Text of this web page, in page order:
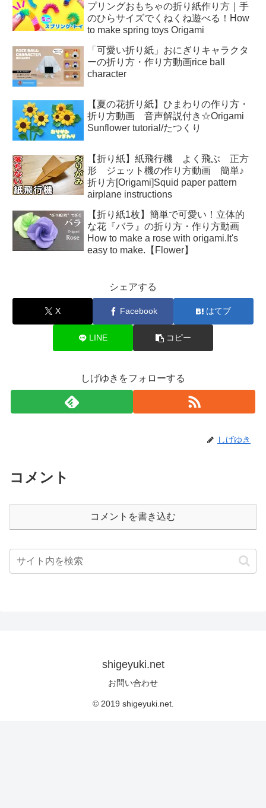
プリングおもちゃの折り紙作り方｜手
のひらサイズでくねくね遊べる！How
to make spring toys Origami
「可愛い折り紙」おにぎりキャラクタ
ーの折り方・作り方動画rice ball
character
【夏の花折り紙】ひまわりの作り方・
折り方動画 音声解説付き☆Origami
Sunflower tutorial/たつくり
【折り紙】紙飛行機 よく飛ぶ 正方
形 ジェット機の作り方動画 簡単♪
折り方[Origami]Squid paper pattern
airplane instructions
【折り紙1枚】簡単で可愛い！立体的
な花『バラ』の折り方・作り方動画
How to make a rose with origami.It's
easy to make.【Flower】
シェアする
X Facebook はてブ
LINE コピー
しげゆきをフォローする
しげゆき
コメント
コメントを書き込む
shigeyuki.net
お問い合わせ
© 2019 shigeyuki.net.